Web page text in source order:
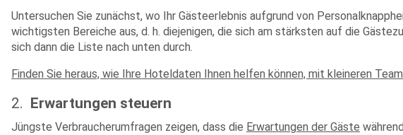
Untersuchen Sie zunächst, wo Ihr Gästeerlebnis aufgrund von
wichtigsten Bereiche aus, d. h. diejenigen, die sich am stärksten auf die
sich dann die Liste nach unten durch.
Finden Sie heraus, wie Ihre Hoteldaten Ihnen helfen können, mit kleineren
2. Erwartungen steuern
Jüngste Verbraucherumfragen zeigen, dass die Erwartungen der Gäste